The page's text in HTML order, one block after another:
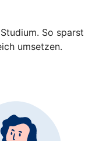
So sparst
umsetzen.